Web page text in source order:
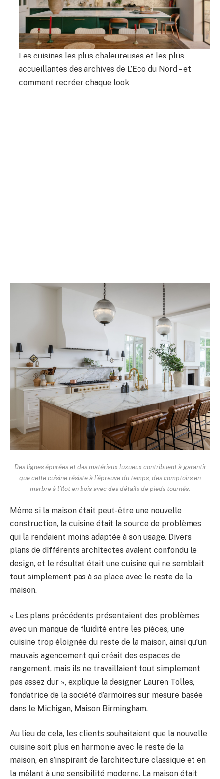
Les cuisines les plus chaleureuses et les plus
accueillantes des archives de L’Eco du Nord – et
comment recréer chaque look
Des lignes épurées et des matériaux luxueux contribuent à garantir
que cette cuisine résiste à l’épreuve du temps, des comptoirs en
marbre à l’îlot en bois avec des détails de pieds tournés.
Même si la maison était peut-être une nouvelle
construction, la cuisine était la source de problèmes
qui la rendaient moins adaptée à son usage. Divers
plans de différents architectes avaient confondu le
design, et le résultat était une cuisine qui ne semblait
tout simplement pas à sa place avec le reste de la
maison.
« Les plans précédents présentaient des problèmes
avec un manque de fluidité entre les pièces, une
cuisine trop éloignée du reste de la maison, ainsi qu’un
mauvais agencement qui créait des espaces de
rangement, mais ils ne travaillaient tout simplement
pas assez dur », explique la designer Lauren Tolles,
fondatrice de la société d’armoires sur mesure basée
dans le Michigan, Maison Birmingham.
Au lieu de cela, les clients souhaitaient que la nouvelle
cuisine soit plus en harmonie avec le reste de la
maison, en s’inspirant de l’architecture classique et en
la mêlant à une sensibilité moderne. La maison était